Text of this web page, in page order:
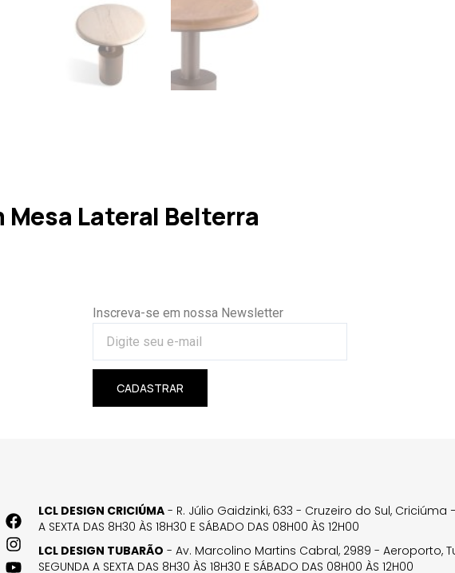
Lateral Belterra
Inscreva-se em nossa Newsletter
CADASTRAR
LCL DESIGN CRICIÚMA - R. Júlio Gaidzinki, 633 - Cruzeiro do Sul, Criciúma
A SEXTA DAS 8H30 ÀS 18H30 E SÁBADO DAS 08H00 ÀS 12H00
LCL DESIGN TUBARÃO - Av. Marcolino Martins Cabral, 2989 - Aeroporto,
SEGUNDA A SEXTA DAS 8H30 ÀS 18H30 E SÁBADO DAS 08H00 ÀS 12H00